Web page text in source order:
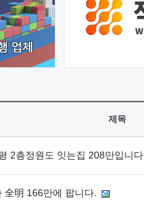
제목
2층정원도 잇는집 208만입니다.
明 166만에 팝니다.